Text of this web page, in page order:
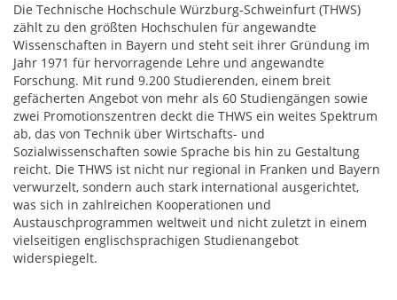
Die Technische Hochschule Würzburg-Schweinfurt (THWS)
zählt zu den größten Hochschulen für angewandte
Wissenschaften in Bayern und steht seit ihrer Gründung im
Jahr 1971 für hervorragende Lehre und angewandte
Forschung. Mit rund 9.200 Studierenden, einem breit
gefächerten Angebot von mehr als 60 Studiengängen sowie
zwei Promotionszentren deckt die THWS ein weites Spektrum
ab, das von Technik über Wirtschafts- und
Sozialwissenschaften sowie Sprache bis hin zu Gestaltung
reicht. Die THWS ist nicht nur regional in Franken und Bayern
verwurzelt, sondern auch stark international ausgerichtet,
was sich in zahlreichen Kooperationen und
Austauschprogrammen weltweit und nicht zuletzt in einem
vielseitigen englischsprachigen Studienangebot
widerspiegelt.